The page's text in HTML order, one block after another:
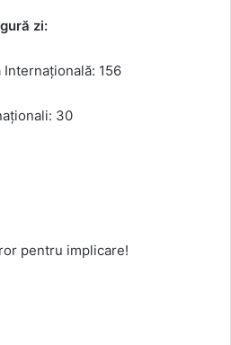
zi:
156
30
pentru implicare!